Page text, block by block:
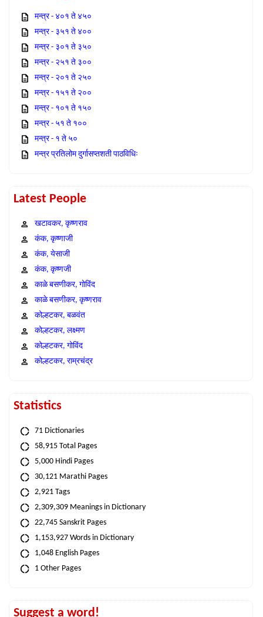
मन्त्र - ४०१ ते ४५०
मन्त्र - ३५१ ते ४००
मन्त्र - ३०१ ते ३५०
मन्त्र - २५१ ते ३००
मन्त्र - २०१ ते २५०
मन्त्र - १५१ ते २००
मन्त्र - १०१ ते १५०
मन्त्र - ५१ ते १००
मन्त्र - १ ते ५०
मन्त्र प्रतिलोम दुर्गासप्तशती पाठविधिः
Latest People
खटावकर, कृष्णराव
कंक, कृष्णाजी
कंक, येसाजी
कंक, कृष्णजी
काळे बसणीकर, गोविंद
काळे बसणीकर, कृष्णराव
कोल्हटकर, बळवंत
कोल्हटकर, लक्ष्मण
कोल्हटकर, गोविंद
कोल्हटकर, राम्रचंद्र
Statistics
71 Dictionaries
58,915 Total Pages
5,000 Hindi Pages
30,121 Marathi Pages
2,921 Tags
2,309,309 Meanings in Dictionary
22,745 Sanskrit Pages
1,153,927 Words in Dictionary
1,048 English Pages
1 Other Pages
Suggest a word!